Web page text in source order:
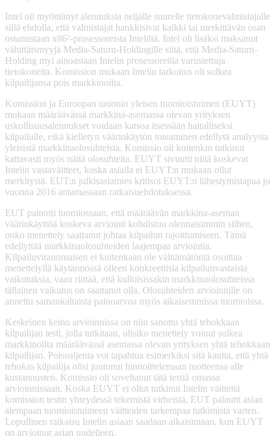
Intel oli myöntänyt alennuksia neljälle suurelle tietokonevalmistajalle
sillä ehdolla, että valmistajat hankkisivat kaikki tai merkittävän osan
ostamistaan x86²-prosessoreista Inteliltä. Intel oli lisäksi maksanut
vähittäismyyjä Media-Saturn-Holdingille siitä, että Media-Saturn-
Holding myi ainoastaan Intelin prosessoreilla varustettuja
tietokoneita. Komission mukaan Intelin tarkoitus oli sulkea
kilpailijansa pois markkinoilta.
Komission ja Euroopan unionin yleisen tuomioistuimen (EUYT)
mukaan määräävässä markkina-asemassa olevan yrityksen
uskollisuusalennukset voidaan katsoa itsessään haitalliseksi
kilpailulle, eikä kielletyn väärinkäytön toteaminen edellytä analyysia
yleisistä markkinaolosuhteista. Komissio oli kuitenkin tutkinut
kattavasti myös näitä olosuhteita. EUYT sivuutti niitä koskevat
Intelin vastaväitteet, koska asialla ei EUYT:n mukaan ollut
merkitystä. EUT:n julkisasiamies kritisoi EUYT:n lähestymistapaa jo
vuonna 2016 antamassaan ratkaisuehdotuksessa.
EUT painotti tuomiossaan, että määräävän markkina-aseman
väärinkäyttöä koskeva arviointi kohdistuu olennaisimmin siihen,
onko menettely saattanut johtaa kilpailun rajoittumiseen. Tämä
edellyttää markkinaolosuhteiden laajempaa arviointia.
Kilpailuviranomaisen ei kuitenkaan ole välttämätöntä osoittaa
menettelyllä käytännössä olleen konkreettisia kilpailunvastaisia
vaikutuksia, vaan riittää, että kulloisissakin markkinaolosuhteissa
tällainen vaikutus on saattanut olla. Olosuhteiden arvioinnille on
annettu samankaltaista painoarvoa myös aikaisemmissa tuomioissa.
Keskeinen keino arvioinnissa on niin sanottu yhtä tehokkaan
kilpailijan testi, jolla tutkitaan, olisiko menettely voinut sulkea
markkinoilta määräävässä asemassa olevan yrityksen yhtä tehokkaan
kilpailijan. Poissuljenta voi tapahtua esimerkiksi sitä kautta, että yhtä
tehokas kilpailija olisi joutunut hinnoittelemaan tuotteensa alle
kustannusten. Komissio oli soveltanut tätä testiä omassa
arvioinnissaan. Koska EUYT ei ollut tutkinut Intelin väitteitä
komission testin yhteydessä tekemistä virheistä, EUT palautti asian
alempaan tuomioistuimeen väitteiden tarkempaa tutkimista varten.
Lopullinen ratkaisu Intelin asiaan saadaan aikaisintaan, kun EUYT
on arvioinut asian uudelleen.